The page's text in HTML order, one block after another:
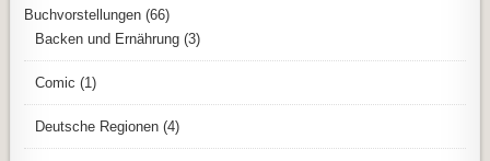
Buchvorstellungen (66)
Backen und Ernährung (3)
Comic (1)
Deutsche Regionen (4)